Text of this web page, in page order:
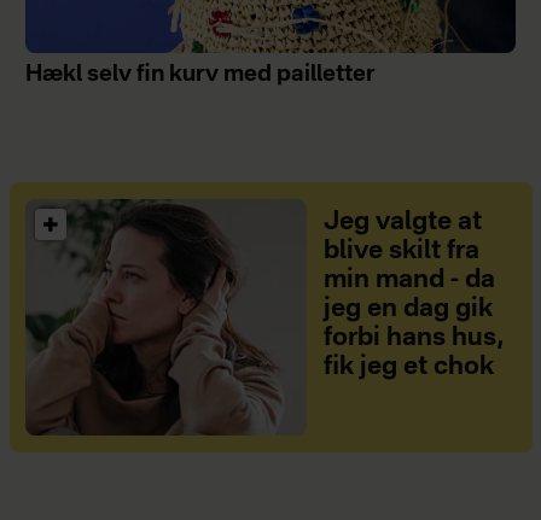
Hækl selv fin kurv med pailletter
Jeg valgte at
blive skilt fra
min mand - da
jeg en dag gik
forbi hans hus,
fik jeg et chok